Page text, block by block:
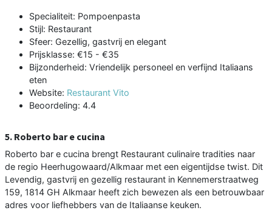
Specialiteit: Pompoenpasta
Stijl: Restaurant
Sfeer: Gezellig, gastvrij en elegant
Prijsklasse: €15 - €35
Bijzonderheid: Vriendelijk personeel en verfijnd Italiaans
eten
Website: Restaurant Vito
Beoordeling: 4.4
5. Roberto bar e cucina
Roberto bar e cucina brengt Restaurant culinaire tradities naar
de regio Heerhugowaard/Alkmaar met een eigentijdse twist. Dit
Levendig, gastvrij en gezellig restaurant in Kennemerstraatweg
159, 1814 GH Alkmaar heeft zich bewezen als een betrouwbaar
adres voor liefhebbers van de Italiaanse keuken.